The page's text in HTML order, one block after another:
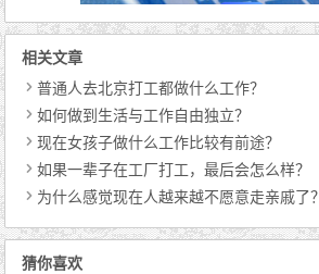
相关文章
普通人去北京打工都做什么工作？
如何做到生活与工作自由独立？
现在女孩子做什么工作比较有前途？
如果一辈子在工厂打工，最后会怎么样？
为什么感觉现在人越来越不愿意走亲戚了？
猜你喜欢